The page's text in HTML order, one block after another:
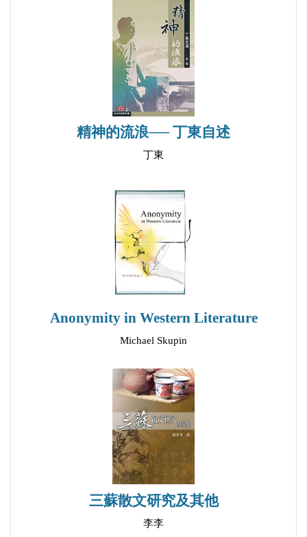
精神的流浪── 丁東自述
丁東
Anonymity in Western Literature
Michael Skupin
三蘇散文研究及其他
李李